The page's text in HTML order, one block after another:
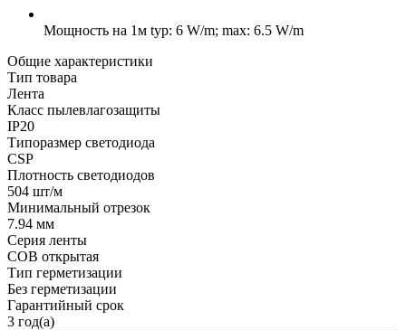
Мощность на 1м typ: 6 W/m; max: 6.5 W/m
Общие характеристики
Тип товара
Лента
Класс пылевлагозащиты
IP20
Типоразмер светодиода
CSP
Плотность светодиодов
504 шт/м
Минимальный отрезок
7.94 мм
Серия ленты
COB открытая
Тип герметизации
Без герметизации
Гарантийный срок
3 год(а)